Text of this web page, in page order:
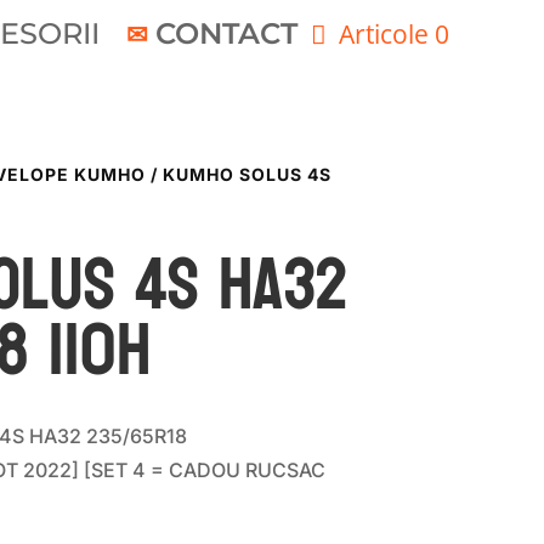
CONTACT Articole 0
KUMHO / KUMHO SOLUS 4S
4S HA32
HA32 235/65R18
2022] [SET 4 = CADOU RUCSAC